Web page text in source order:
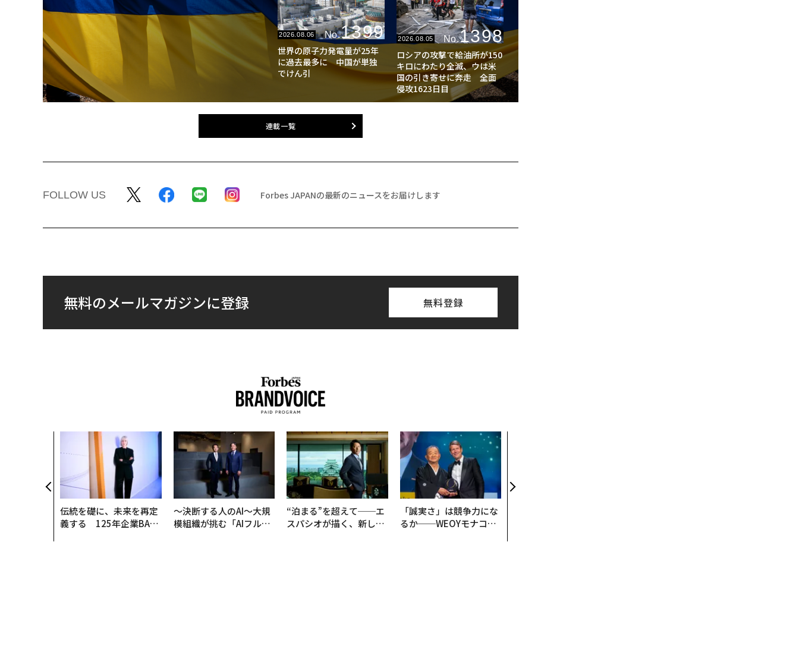
2026.08.06 No.1399
世界の原子力発電量が25年
に過去最多に 中国が単独
でけん引
2026.08.05 No.1398
ロシアの攻撃で給油所が150
キロにわたり全滅、ウは米
国の引き寄せに奔走 全面
侵攻1623日目
連載一覧
FOLLOW US Forbes JAPANの最新のニュースをお届けします
無料のメールマガジンに登録 無料登録
伝統を礎に、未来を再定
義する 125年企業BAT
〜決断する人のAI〜大規
模組織が挑む「AIフル実
“泊まる”を超えて──エ
スパシオが描く、新しい
「誠実さ」は競争力にな
るか──WEOYモナコで